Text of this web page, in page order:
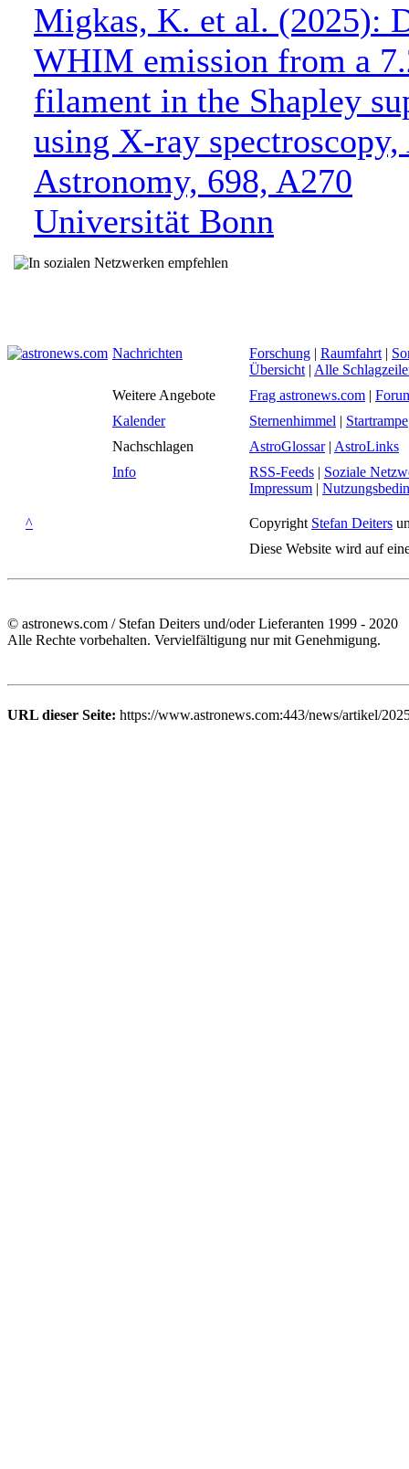
Migkas, K. et al. (2025):
WHIM emission from a
filament in the Shapley
using X-ray
Astronomy, 698, A270
Universität Bonn
Nachrichten Forschung | Raumfahrt |
Übersicht | Alle
Weitere Angebote
Frag astronews.com |
Kalender
Sternenhimmel | Startrampe
Nachschlagen
AstroGlossar| AstroLinks
Info
RSS-Feeds | Soziale
Impressum |
^ Copyright Stefan Deiters
Diese Website wird auf
© astronews.com / Stefan Deiters und/oder Lieferanten 1999 - 2020
Alle Rechte vorbehalten. Vervielfältigung nur mit Genehmigung.
URL dieser Seite: https://www.astronews.com:443/news/artikel/